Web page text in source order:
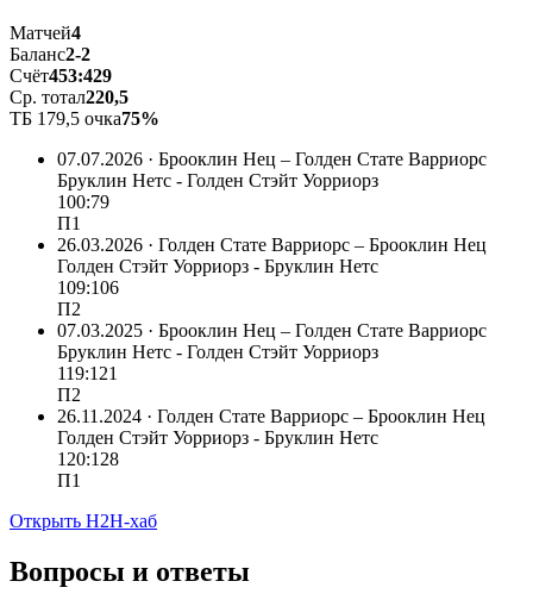
Матчей4
Баланс2-2
Счёт453:429
Ср. тотал220,5
ТБ 179,5 очка75%
07.07.2026 · Брооклин Нец – Голден Стате Варриорс
Бруклин Нетс - Голден Стэйт Уорриорз
100:79
П1
26.03.2026 · Голден Стате Варриорс – Брооклин Нец
Голден Стэйт Уорриорз - Бруклин Нетс
109:106
П2
07.03.2025 · Брооклин Нец – Голден Стате Варриорс
Бруклин Нетс - Голден Стэйт Уорриорз
119:121
П2
26.11.2024 · Голден Стате Варриорс – Брооклин Нец
Голден Стэйт Уорриорз - Бруклин Нетс
120:128
П1
Открыть H2H-хаб
Вопросы и ответы